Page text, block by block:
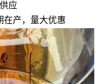
应
在产，量大优惠